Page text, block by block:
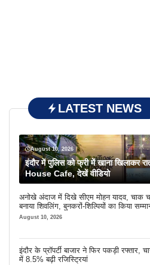
LATEST NEWS
August 10, 2026
इंदौर में पुलिस को फ्री में खाना खिलाकर
House Cafe, देखें वीडियो
अनोखे अंदाज में दिखे सीएम मोहन यादव, चाक
बनाया शिवलिंग, बुनकरों-शिल्पियों का किया
August 10, 2026
इंदौर के प्रॉपर्टी बाजार ने फिर पकड़ी रफ्तार,
में 8.5% बढ़ी रजिस्ट्रियां